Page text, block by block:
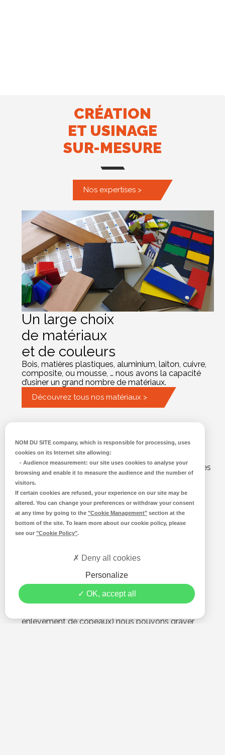
CRÉATION
ET USINAGE
SUR-MESURE
Nos expertises >
Un large choix
de matériaux
et de couleurs
Bois, matières plastiques, aluminium, laiton, cuivre,
composite, ou mousse, … nous avons la capacité
d’usiner un grand nombre de matériaux.
Découvrez tous nos matériaux >
de pièces sur-mesure
Nous fabriquons des pièces sur mesure. Ces pièces
peuvent être :
unique ou de série,
de faible ou forte épaisseur (1 à 40 mm
environ),
4100x2100mm).
Avec notre technique de fraisage (découpe par
enlèvement de copeaux) nous pouvons graver,
NOM DU SITE company, which is responsible for processing, uses
cookies on its Internet site allowing:
- Audience measurement: our site uses cookies to analyse your
browsing and enable it to measure the audience and the number of
visitors.
If certain cookies are refused, your experience on our site may be
altered. You can change your preferences or withdraw your consent
at any time by going to the "Cookie Management" section at the
bottom of the site. To learn more about our cookie policy, please
see our "Cookie Policy".
OK, accept all
Personalize
Deny all cookies